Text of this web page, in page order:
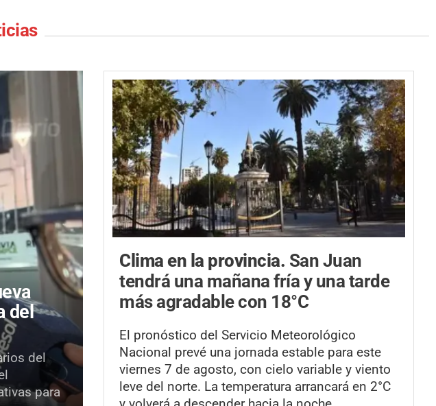
del
del
para
Clima en la provincia. San Juan
tendrá una mañana fría y una tarde
más agradable con 18°C
El pronóstico del Servicio Meteorológico
Nacional prevé una jornada estable para este
viernes 7 de agosto, con cielo variable y viento
leve del norte. La temperatura arrancará en 2°C